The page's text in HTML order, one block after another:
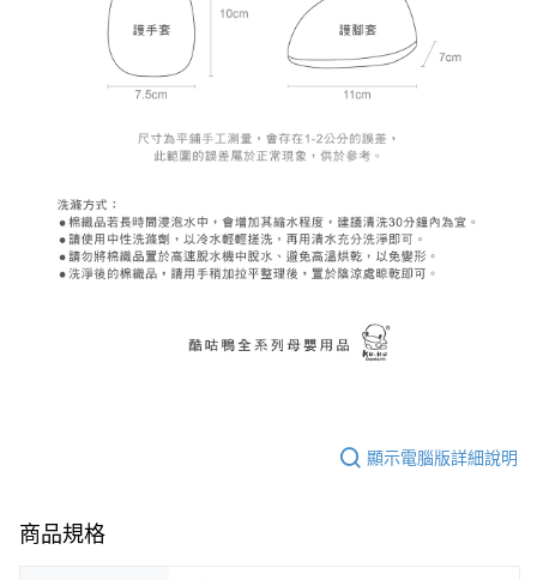
顯示電腦版詳細說明
商品規格